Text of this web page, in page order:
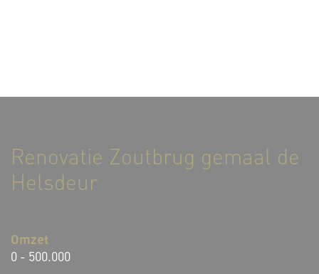
Renovatie Zoutbrug gemaal de
Helsdeur
Omzet
0 - 500.000